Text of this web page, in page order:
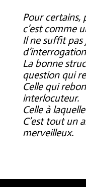
Pour certains,
c’est comme
Il ne suffit
La bonne
question qui
Celle qui
interlocuteur.
Celle à
C’est tout un
merveilleux.